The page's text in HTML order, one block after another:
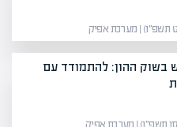
בשוק ההון: להתמודד עם